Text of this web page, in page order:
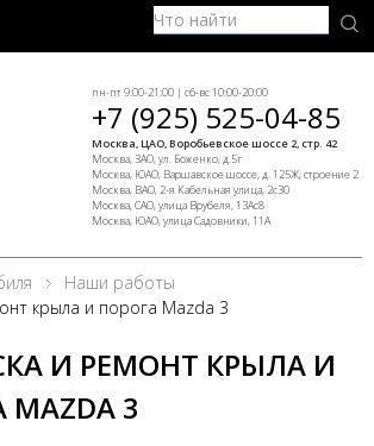
пн-пт 9:00-21:00 | сб-вс 10:00-20:00
+7 (925) 525-04-85
Москва, ЦАО, Воробьевское шоссе 2, стр. 42
Москва, ЗАО, ул. Боженко, д.5г
Москва, ЮАО, Варшавское шоссе, д. 125Ж, строение 2
Москва, ВАО, 2-я Кабельная улица, 2с30
Москва, САО, улица Врубеля, 13Ас8
Москва, ЮАО, улица Садовники, 11А
Наши работы
крыла и порога Mazda 3
И РЕМОНТ КРЫЛА И
3